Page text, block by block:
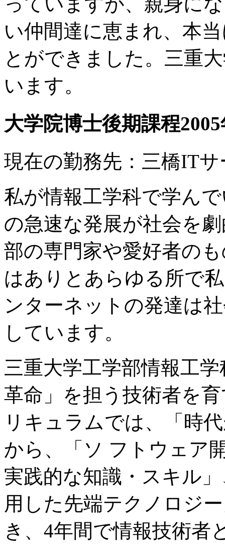
い仲間達に恵まれ、本
とができました。三重
います。
大学院博士後期課程
現在の勤務先：三橋IT
私が情報工学科で学ん
の急速な発展が社会を
部の専門家や愛好者の
はありとあらゆる所で
ンターネットの発達は
しています。
三重大学工学部情報工
革命」を担う技術者を
リキュラムでは、「時
から、「ソ フトウェア
実践的な知識・スキル
用した先端テクノロジ
き、4年間で情報技術者